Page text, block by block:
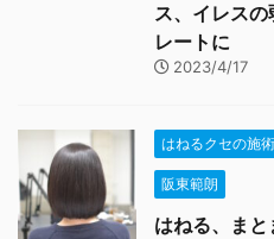
ス、イレス
レートに
2023/4/17
はねるクセの施
阪東範朗
はねる、ま